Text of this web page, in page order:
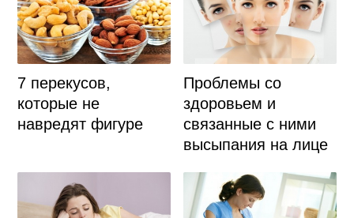
7 перекусов,
которые не
навредят фигуре
Проблемы со
здоровьем и
связанные с ними
высыпания на лице